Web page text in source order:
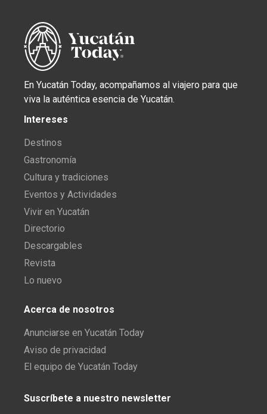
En Yucatán Today, acompañamos al viajero para que
viva la auténtica esencia de Yucatán.
Intereses
Destinos
Gastronomía
Cultura y tradiciones
Eventos y Actividades
Vivir en Yucatán
Directorio
Descargables
Revista
Lo nuevo
Acerca de nosotros
Anunciarse en Yucatán Today
Aviso de privacidad
El equipo de Yucatán Today
Suscríbete a nuestro newsletter